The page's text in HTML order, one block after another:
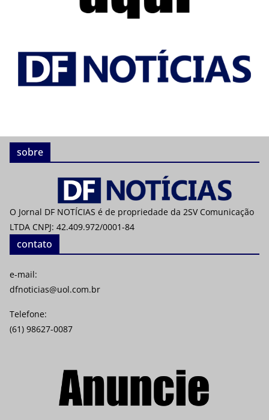
sobre
O Jornal DF NOTÍCIAS é de propriedade da 2SV Comunicação
LTDA CNPJ: 42.409.972/0001-84
contato
e-mail:
dfnoticias@uol.com.br
Telefone:
(61) 98627-0087